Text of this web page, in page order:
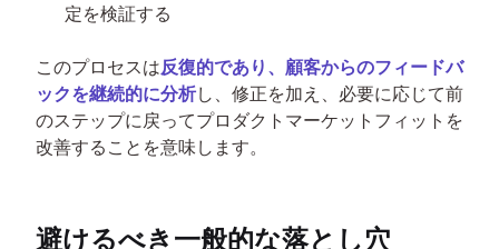
定を検証する
このプロセスは反復的であり、顧客からのフィードバ
ックを継続的に分析し、修正を加え、必要に応じて前
のステップに戻ってプロダクトマーケットフィットを
改善することを意味します。
避けるべき一般的な落とし穴